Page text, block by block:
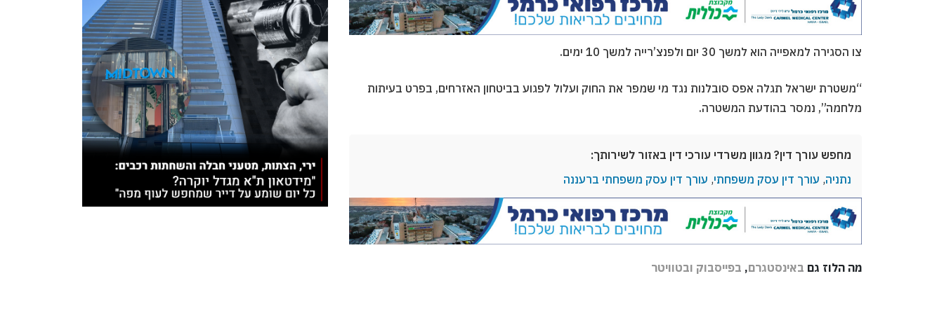
צו הסגירה למאפייה הוא למשך 30 יום ולפנצ’רייה למשך 10 ימים.
“משטרת ישראל תגלה אפס סובלנות נגד מי שמפר את החוק ועלול לפגוע בביטחון האזרחים, בפרט בעיתות
מלחמה”, נמסר בהודעת המשטרה.
מחפש עורך דין? מגוון משרדי עורכי דין באזור לשירותך:
נתניה, עורך דין עסק משפחתי, עורך דין עסק משפחתי ברעננה
מה הלוז גם באינסטגרם, בפייסבוק ובטוויטר